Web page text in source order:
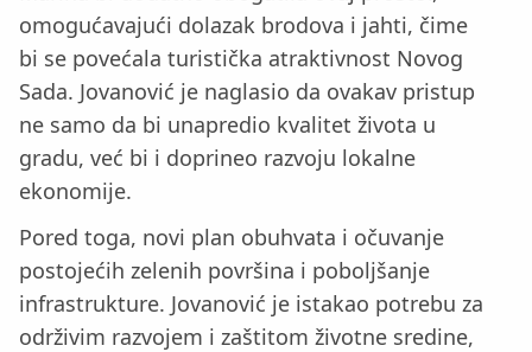
omogućavajući dolazak brodova i jahti, čime
bi se povećala turistička atraktivnost Novog
Sada. Jovanović je naglasio da ovakav pristup
ne samo da bi unapredio kvalitet života u
gradu, već bi i doprineo razvoju lokalne
ekonomije.
Pored toga, novi plan obuhvata i očuvanje
postojećih zelenih površina i poboljšanje
infrastrukture. Jovanović je istakao potrebu za
održivim razvojem i zaštitom životne sredine,